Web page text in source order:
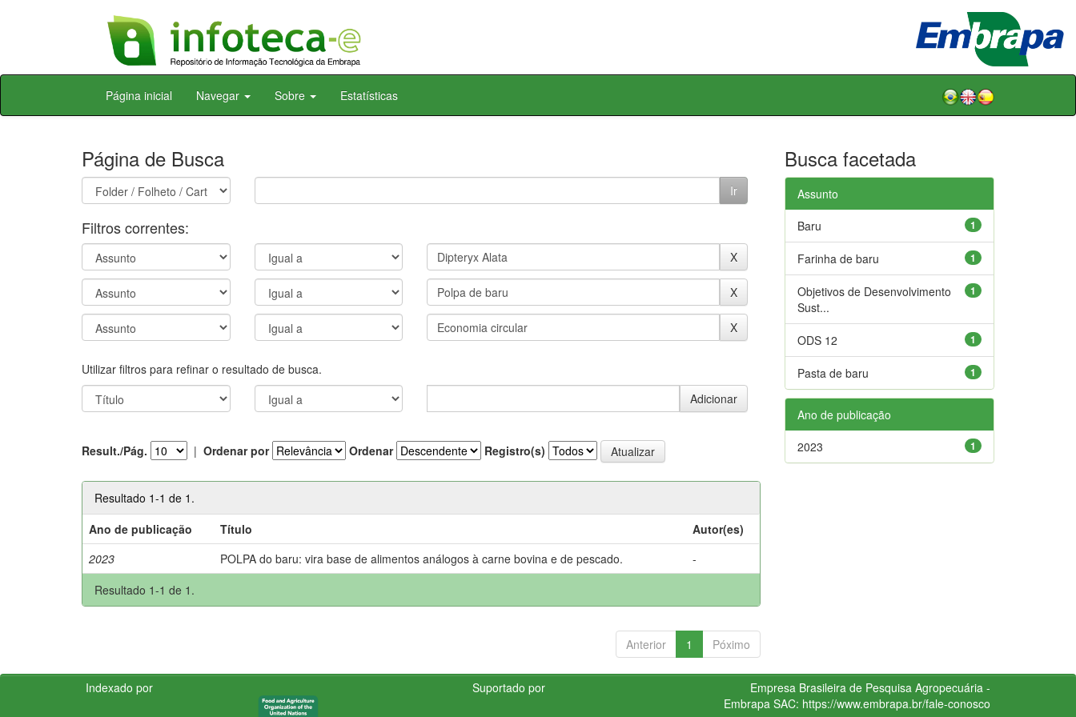
Skip
Página inicial Navegar Sobre Estatísticas
Página de Busca
Filtros correntes:
Utilizar filtros para refinar o resultado de busca.
Result./Pág. | Ordenar por Ordenar Registro(s)
Resultado 1-1 de 1.
Ano de publicação
Título
Autor(es)
2023
POLPA do baru: vira base de alimentos análogos à carne bovina e de pescado.
-
Resultado 1-1 de 1.
Anterior 1 Póximo
Busca facetada
Assunto
1
Baru
1
Farinha de baru
1
Objetivos de Desenvolvimento
Sust...
1
ODS 12
1
Pasta de baru
Ano de publicação
1
2023
Indexado por Suportado por
Empresa Brasileira de Pesquisa Agropecuária -
Embrapa SAC: https://www.embrapa.br/fale-conosco